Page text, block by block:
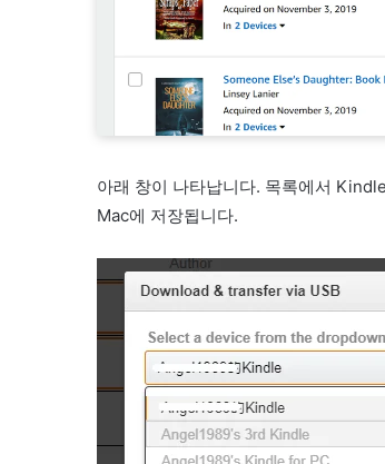
아래 창이 나타납니다. 목록에서
Mac에 저장됩니다.